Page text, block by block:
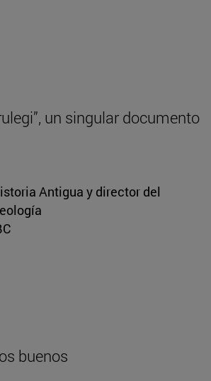
un singular documento
Antigua y director del
buenos